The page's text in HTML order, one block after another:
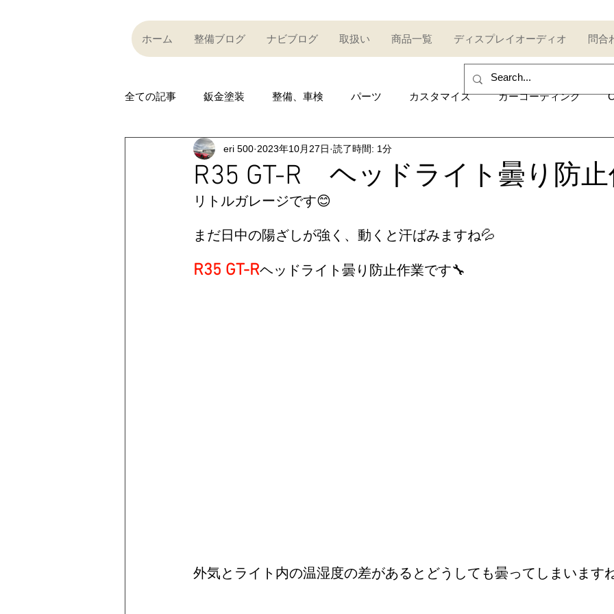
ホーム 整備ブログ ナビブログ 取扱い 商品一覧 ディスプレイオーディオ 問合
全ての記事 鈑金塗装 整備、車検 パーツ カスタマイズ カーコーティング
Partner company 買い取り sales and purchase
Car community その他 Other category
R35 GT-R R35 GT-R AUDI ポルシェ
R35 GT-R ヘッドライト曇り防
eri 500 2023年10月27日 読了時間: 1分
リトルガレージです😊
まだ日中の陽ざしが強く、動くと汗ばみますね💦
R35 GT-Rヘッドライト曇り防止作業です🔧
外気とライト内の温湿度の差があるとどうしても曇ってしまいます